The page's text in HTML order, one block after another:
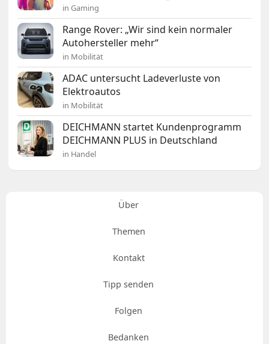
in Gaming
Range Rover: „Wir sind kein normaler
Autohersteller mehr“
in Mobilität
ADAC untersucht Ladeverluste von
Elektroautos
in Mobilität
DEICHMANN startet Kundenprogramm
DEICHMANN PLUS in Deutschland
in Handel
Über
Themen
Kontakt
Tipp senden
Folgen
Bedanken